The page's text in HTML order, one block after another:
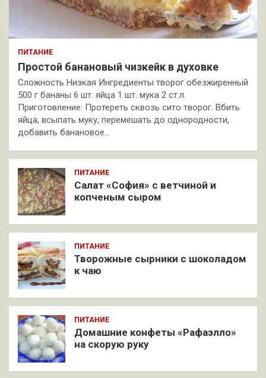
ПИТАНИЕ
Простой банановый чизкейк в духовке
Сложность Низкая Ингредиенты творог обезжиренный
500 г бананы 6 шт. яйца 1 шт. мука 2 ст.л.
Приготовление: Протереть сквозь сито творог. Вбить
яйца, всыпать муку, перемешать до однородности,
добавить банановое…
ПИТАНИЕ
Салат «София» с ветчиной и
копченым сыром
ПИТАНИЕ
Творожные сырники с шоколадом
к чаю
ПИТАНИЕ
Домашние конфеты «Рафаэлло»
на скорую руку